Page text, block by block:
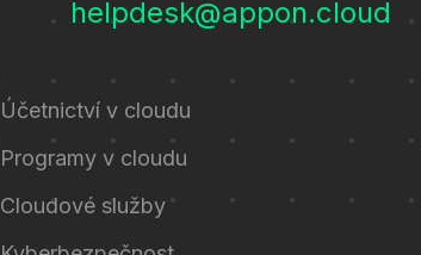
helpdesk@appon.cloud
Účetnictví v cloudu
Programy v cloudu
Cloudové služby